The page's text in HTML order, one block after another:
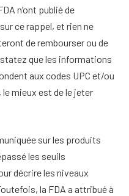
n’ont publié de
ce rappel, et rien ne
de rembourser ou de
que les informations
aux codes UPC et/ou
mieux est de le jeter
sur les produits
les seuils
décrire les niveaux
la FDA a attribué à